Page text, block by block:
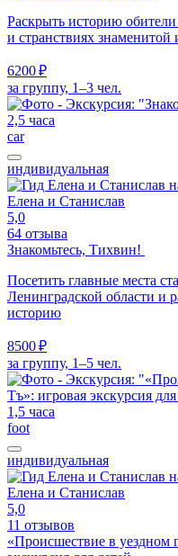
Раскрыть историю
и странствиях
6200 ₽
за группу, 1–3 чел.
2,5 часа
car
индивидуальная
Елена и Станислав
5,0
64 отзыва
Знакомьтесь, Тихвин!
Посетить главные места
Ленинградской области и
историю
8500 ₽
за группу, 1–5 чел.
1,5 часа
foot
индивидуальная
Елена и Станислав
5,0
11 отзывов
«Происшествие в уездном